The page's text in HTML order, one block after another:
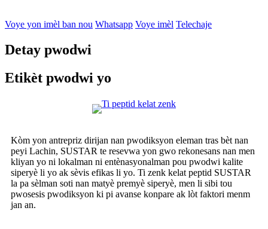
Voye yon imèl ban nou Whatsapp Voye imèl Telechaje
Detay pwodwi
Etikèt pwodwi yo
Kòm yon antrepriz dirijan nan pwodiksyon eleman tras bèt nan
peyi Lachin, SUSTAR te resevwa yon gwo rekonesans nan men
kliyan yo ni lokalman ni entènasyonalman pou pwodwi kalite
siperyè li yo ak sèvis efikas li yo. Ti zenk kelat peptid SUSTAR
la pa sèlman soti nan matyè premyè siperyè, men li sibi tou
pwosesis pwodiksyon ki pi avanse konpare ak lòt faktori menm
jan an.